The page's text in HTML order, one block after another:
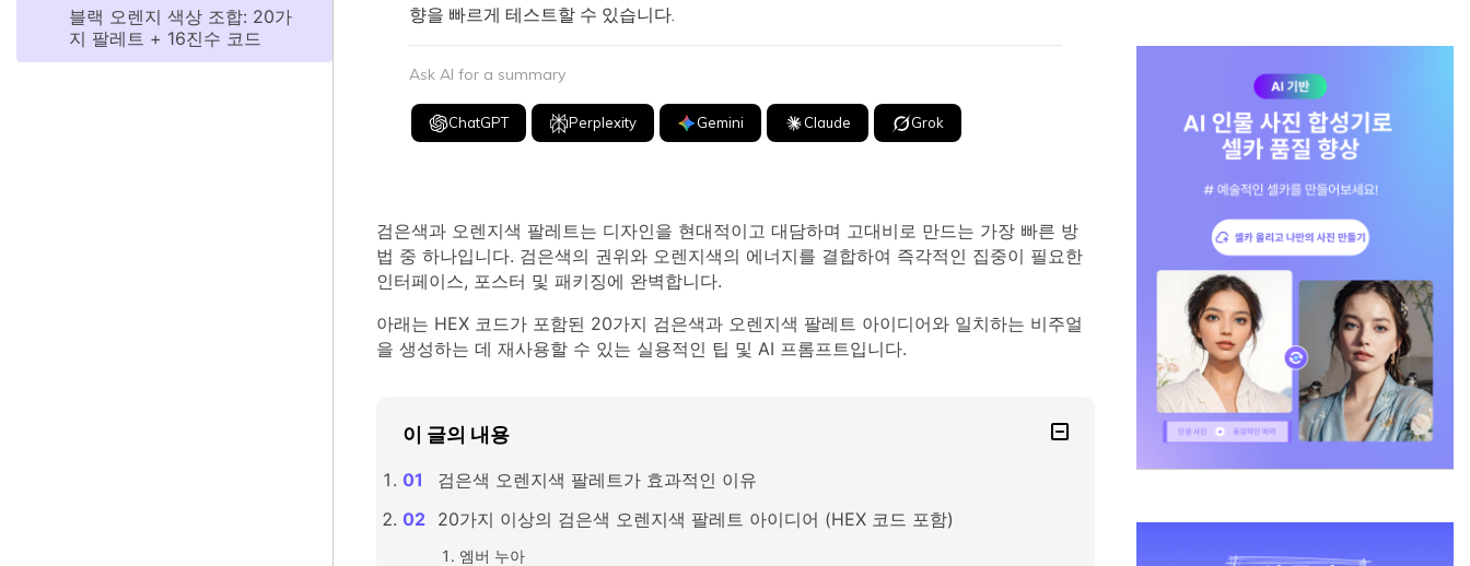
블랙 오렌지 색상 조합: 20가
지 팔레트 + 16진수 코드
향을 빠르게 테스트할 수 있습니다.
Ask AI for a summary
ChatGPT Perplexity Gemini Claude Grok
검은색과 오렌지색 팔레트는 디자인을 현대적이고 대담하며 고대비로 만드는 가장 빠른 방
법 중 하나입니다. 검은색의 권위와 오렌지색의 에너지를 결합하여 즉각적인 집중이 필요한
인터페이스, 포스터 및 패키징에 완벽합니다.
아래는 HEX 코드가 포함된 20가지 검은색과 오렌지색 팔레트 아이디어와 일치하는 비주얼
을 생성하는 데 재사용할 수 있는 실용적인 팁 및 AI 프롬프트입니다.
이 글의 내용
검은색 오렌지색 팔레트가 효과적인 이유
20가지 이상의 검은색 오렌지색 팔레트 아이디어 (HEX 코드 포함)
엠버 누아